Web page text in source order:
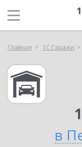
Главная 1С:Гаражи
в